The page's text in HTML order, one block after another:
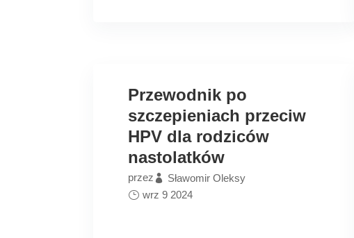
Przewodnik po
szczepieniach przeciw
HPV dla rodziców
nastolatków
przez
Sławomir Oleksy
wrz 9 2024